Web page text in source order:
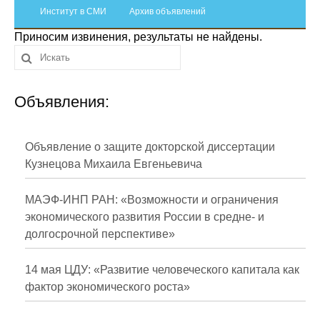
Отчетность
Противодействие коррупции
Материалы для СМИ
Публикации
Научная жизнь
Проблемы прогнозирования
О журнале
Номера журналов
Институт в СМИ Архив объявлений
Приносим извинения, результаты не найдены.
Объявления:
Объявление о защите докторской диссертации
Кузнецова Михаила Евгеньевича
МАЭФ-ИНП РАН: «Возможности и ограничения
экономического развития России в средне- и
долгосрочной перспективе»
14 мая ЦДУ: «Развитие человеческого капитала как
фактор экономического роста»